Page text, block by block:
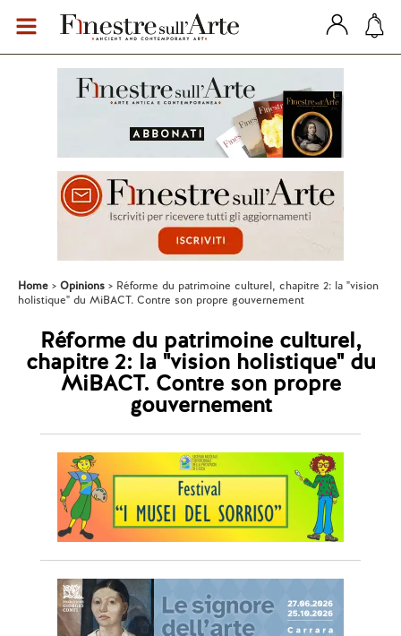
Home Opinions
Réforme du patrimoine culturel, chapitre 2: la "vision
holistique" du MiBACT. Contre son propre gouvernement
Réforme du patrimoine culturel,
chapitre 2: la "vision holistique" du
MiBACT. Contre son propre
gouvernement